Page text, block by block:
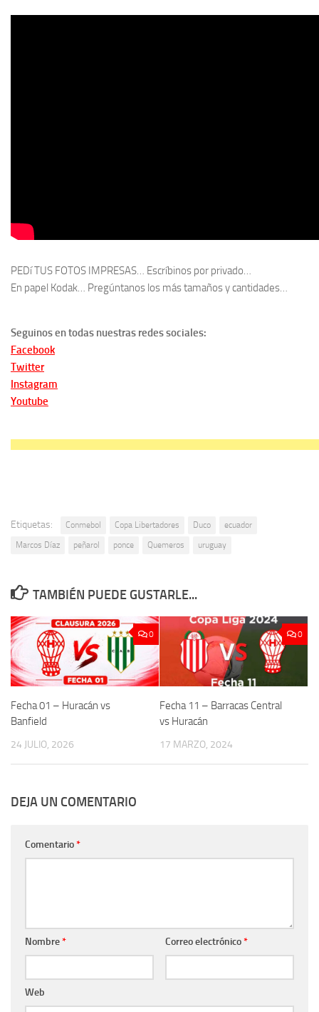
PEDí TUS FOTOS IMPRESAS… Escríbinos por privado…
En papel Kodak… Pregúntanos los más tamaños y cantidades…
Seguinos en todas nuestras redes sociales:
Facebook
Twitter
Instagram
Youtube
Etiquetas: Conmebol Copa Libertadores Duco
ecuador
Marcos Díaz
peñarol ponce Quemeros uruguay
TAMBIÉN PUEDE GUSTARLE...
0
Fecha 01 – Huracán vs
Banfield
24 JULIO, 2026
0
Fecha 11 – Barracas Central
vs Huracán
17 MARZO, 2024
DEJA UN COMENTARIO
Comentario*
Nombre* Correo electrónico*
Web